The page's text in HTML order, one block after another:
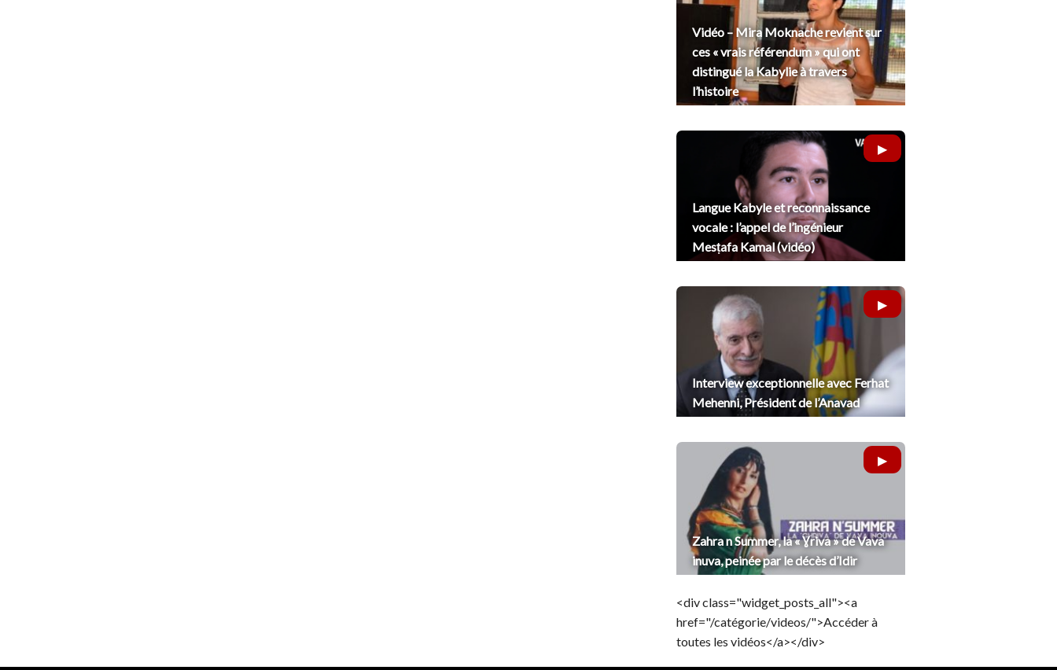
Vidéo – Mira Moknache revient sur
ces « vrais référendum » qui ont
distingué la Kabylie à travers
l’histoire
Langue Kabyle et reconnaissance
vocale : l’appel de l’ingénieur
Mesṭafa Kamal (vidéo)
Interview exceptionnelle avec Ferhat
Mehenni, Président de l’Anavad
Zahra n Summer, la « Ɣriva » de Vava
inuva, peinée par le décès d’Idir
<div class="widget_posts_all"><a
href="/catégorie/videos/">Accéder à
toutes les vidéos</a></div>